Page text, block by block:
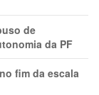
de
da PF
fim da escala